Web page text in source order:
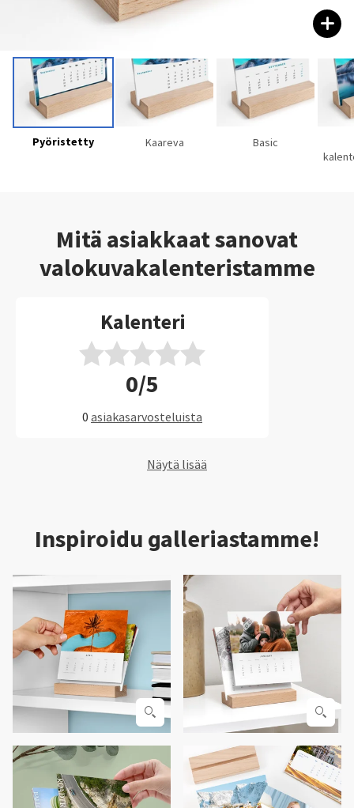
Pyöristetty Kaareva
Basic
Mitä asiakkaat sanovat
valokuvakalenteristamme
Kalenteri
0/5
0 asiakasarvosteluista
Näytä lisää
Inspiroidu galleriastamme!